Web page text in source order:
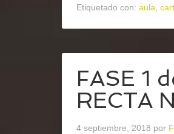
Etiquetado con: aula,
FASE 1
RECTA
4 septiembre, 2018 por